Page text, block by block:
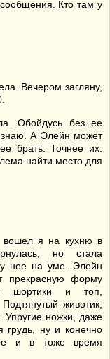
Кто там у
Вечером загляну,
Обойдусь без ее
А Элейн может
брать. Точнее их.
найти место для
я на кухню в
но стала
у нее на уме. Элейн
прекрасную форму
шортики и топ,
животик,
Упругие ножки, даже
грудь, ну и конечно
и в тоже время